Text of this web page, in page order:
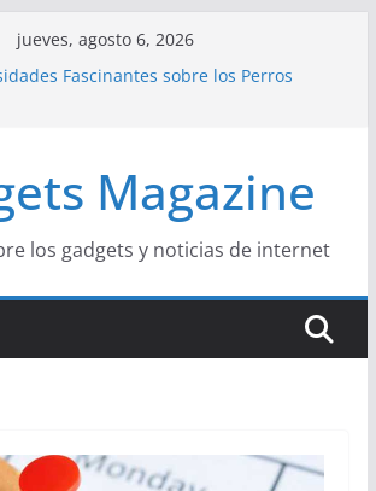
jueves, agosto 6, 2026
Fascinantes sobre los Perros
del Streetwear en la Moda Juvenil
Europea: Una Historia Fácil de
Magazine
los gadgets y noticias de internet